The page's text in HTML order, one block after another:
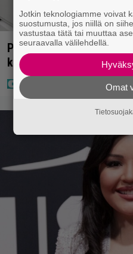
Poliisilla tehovalvonta –
kauan kestää
Jotkin teknologiamme voivat
suostumusta, jos niillä on
vastustaa tätä tai muuttaa
seuraavalla välilehdellä.
Omat